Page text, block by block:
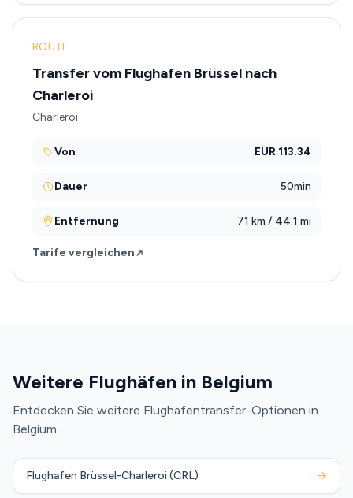
ROUTE
Transfer vom Flughafen Brüssel nach
Charleroi
Charleroi
Von EUR 113.34
Dauer 50min
Entfernung 71 km / 44.1 mi
Tarife vergleichen
Weitere Flughäfen in Belgium
Entdecken Sie weitere Flughafentransfer-Optionen in
Belgium.
Flughafen Brüssel-Charleroi (CRL) →